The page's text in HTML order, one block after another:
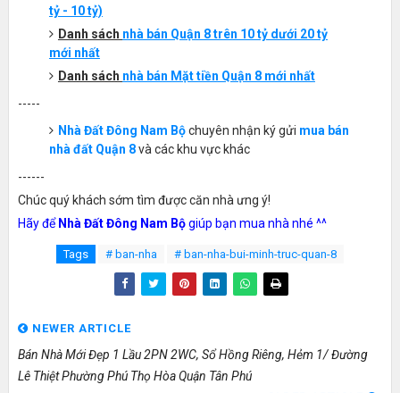
tỷ - 10 tỷ)
Danh sách nhà bán Quận 8 trên 10 tỷ dưới 20 tỷ
mới nhất
Danh sách nhà bán Mặt tiền Quận 8 mới nhất
-----
Nhà Đất Đông Nam Bộchuyên nhận ký gửi mua bán
nhà đất Quận 8và các khu vực khác
------
Chúc quý khách sớm tìm được căn nhà ưng ý!
Hãy để Nhà Đất Đông Nam Bộgiúp bạn mua nhà nhé ^^
Tags # ban-nha # ban-nha-bui-minh-truc-quan-8
NEWER ARTICLE
Bán Nhà Mới Đẹp 1 Lầu 2PN 2WC, Sổ Hồng Riêng, Hẻm 1/ Đường
Lê Thiệt Phường Phú Thọ Hòa Quận Tân Phú